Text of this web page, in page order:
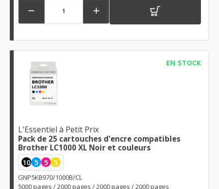
 
EN STOCK
L'Essentiel à Petit Prix
Pack de 25 cartouches d'encre compatibles
Brother LC1000 XL Noir et couleurs
10 5 5 5
GNP5KB970/1000B/CL
5000 pages / 2000 pages / 2000 pages / 2000 pages